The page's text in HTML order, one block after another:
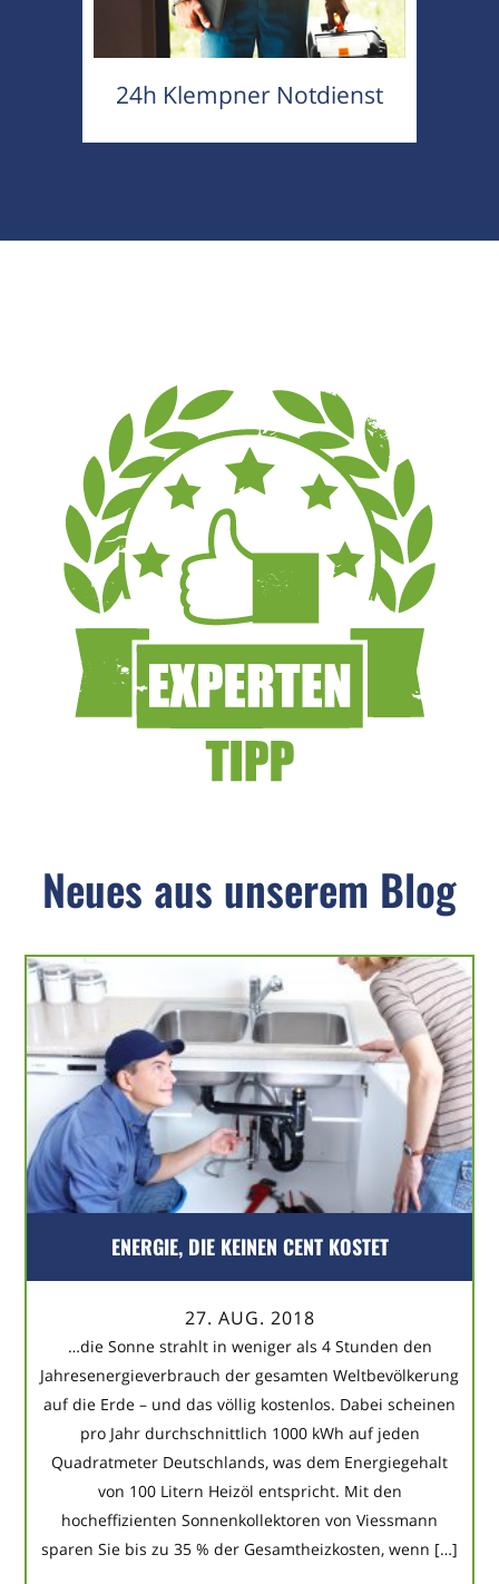
24h Klempner Notdienst
Neues aus unserem Blog
ENERGIE, DIE KEINEN CENT KOSTET
27. AUG. 2018
…die Sonne strahlt in weniger als 4 Stunden den
Jahresenergieverbrauch der gesamten Weltbevölkerung
auf die Erde – und das völlig kostenlos. Dabei scheinen
pro Jahr durchschnittlich 1000 kWh auf jeden
Quadratmeter Deutschlands, was dem Energiegehalt
von 100 Litern Heizöl entspricht. Mit den
hocheffizienten Sonnenkollektoren von Viessmann
sparen Sie bis zu 35 % der Gesamtheizkosten, wenn […]